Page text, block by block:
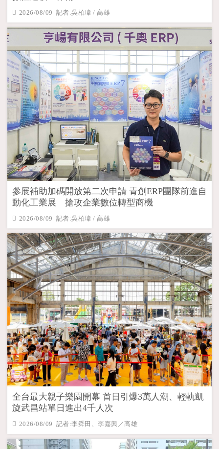
2026/08/09 記者:吳柏瑋 / 高雄
參展補助加碼開放第二次申請 青創ERP團隊前進自
動化工業展 搶攻企業數位轉型商機
2026/08/09 記者:吳柏瑋 / 高雄
全台最大親子樂園開幕 首日引爆3萬人潮、輕軌凱
旋武昌站單日進出4千人次
2026/08/09 記者:李舜田、李嘉興／高雄